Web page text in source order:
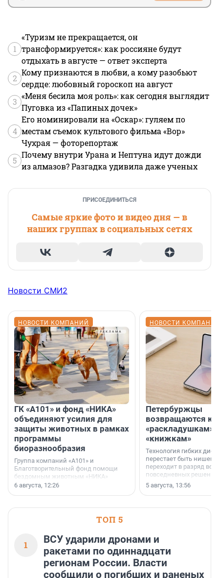
1
«Туризм не прекращается, он
трансформируется»: как россияне будут
отдыхать в августе — ответ эксперта
2
Кому признаются в любви, а кому разобьют
сердце: любовный гороскоп на август
3
«Меня бесила моя роль»: как сегодня выглядит
Пуговка из «Папиных дочек»
4
Его номинировали на «Оскар»: гуляем по
местам съемок культового фильма «Вор»
Чухрая — фоторепортаж
5
Почему внутри Урана и Нептуна идут дожди
из алмазов? Разгадка удивила даже ученых
ПРИСОЕДИНИТЬСЯ
Самые яркие фото и видео дня — в
наших группах в социальных сетях
Новости СМИ2
НОВОСТИ КОМПАНИЙ
ГК «А101» и фонд «НИКА»
объединяют усилия для
защиты животных в рамках
программы
биоразнообразия
Группа компаний «А101» и
Благотворительный фонд помощи
бездомным животным «НИКА»
заключили соглашение о
6 августа, 12:26
НОВОСТИ
Петербуржцы
возвращаются к
«раскладушкам»
«книжкам»
Технология гибких
перестает быть
переходит в разряд
повседневных
5 августа, 13:56
ТОП 5
1
ВСУ ударили дронами и
ракетами по одиннадцати
регионам России. Власти
сообщили о погибших и раненых